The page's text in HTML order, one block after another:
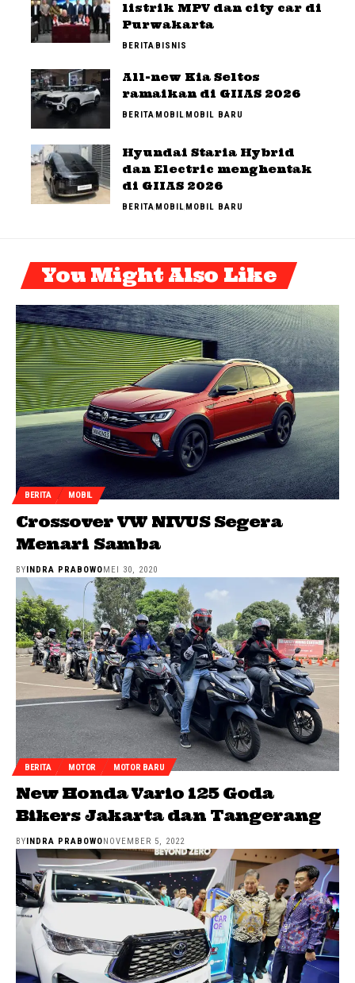
listrik MPV dan city car di
Purwakarta
BERITABISNIS
All-new Kia Seltos
ramaikan di GIIAS 2026
BERITAMOBILMOBIL BARU
Hyundai Staria Hybrid
dan Electric menghentak
di GIIAS 2026
BERITAMOBILMOBIL BARU
You Might Also Like
BERITA MOBIL
Crossover VW NIVUS Segera
Menari Samba
BYINDRA PRABOWOMEI 30, 2020
BERITA MOTOR MOTOR BARU
New Honda Vario 125 Goda
Bikers Jakarta dan Tangerang
BY INDRA PRABOWO NOVEMBER 5, 2022